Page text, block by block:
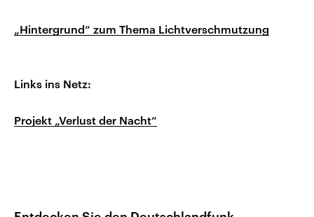
„Hintergrund“ zum Thema Lichtverschmutzung
Links ins Netz:
Projekt „Verlust der Nacht“